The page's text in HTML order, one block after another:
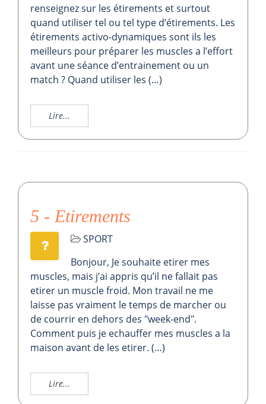
renseignez sur les étirements et surtout
quand utiliser tel ou tel type d’étirements. Les
étirements activo-dynamiques sont ils les
meilleurs pour préparer les muscles a l’effort
avant une séance d’entrainement ou un
match ? Quand utiliser les (…)
Lire...
5 - Etirements
SPORT
Bonjour, Je souhaite etirer mes
muscles, mais j’ai appris qu’il ne fallait pas
etirer un muscle froid. Mon travail ne me
laisse pas vraiment le temps de marcher ou
de courrir en dehors des "week-end".
Comment puis je echauffer mes muscles a la
maison avant de les etirer. (…)
Lire...